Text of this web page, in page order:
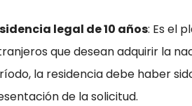
legal de 10 años: Es el
que desean adquirir la
la residencia debe haber
de la solicitud.